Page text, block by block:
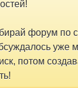
форум по
уже
потом